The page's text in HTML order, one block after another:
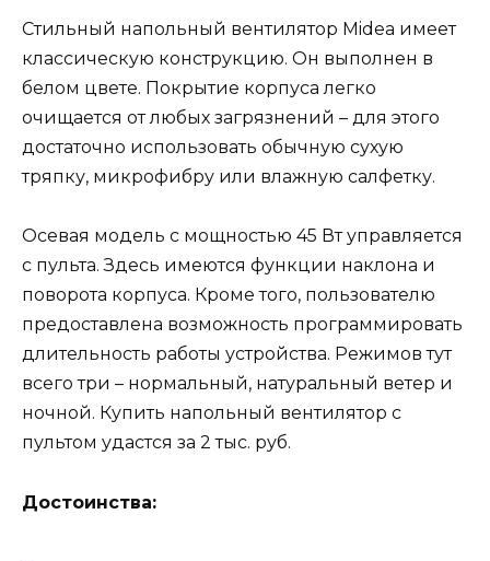
Стильный напольный вентилятор Midea имеет
классическую конструкцию. Он выполнен в
белом цвете. Покрытие корпуса легко
очищается от любых загрязнений – для этого
достаточно использовать обычную сухую
тряпку, микрофибру или влажную салфетку.
Осевая модель с мощностью 45 Вт управляется
с пульта. Здесь имеются функции наклона и
поворота корпуса. Кроме того, пользователю
предоставлена возможность программировать
длительность работы устройства. Режимов тут
всего три – нормальный, натуральный ветер и
ночной. Купить напольный вентилятор с
пультом удастся за 2 тыс. руб.
Достоинства: